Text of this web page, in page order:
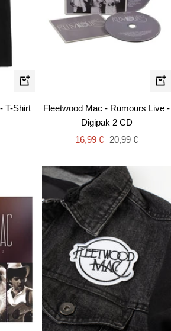
Schnellansicht
T-Shirt
In
Fleetwood Mac - Rumours Live -
Digipak 2 CD
Angebotspreis
16,99 € Regulärer
20,99 €